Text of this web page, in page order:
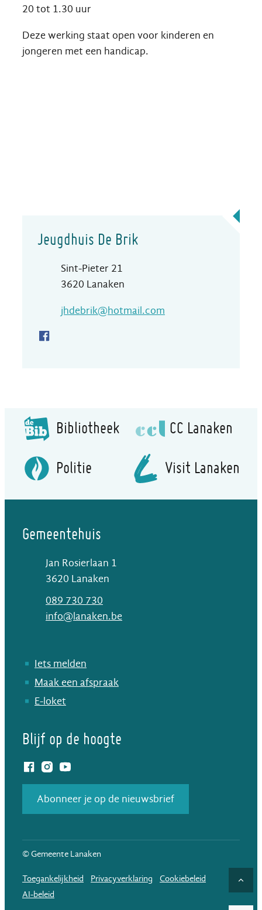
20 tot 1.30 uur
Deze werking staat open voor kinderen en
jongeren met een handicap.
Jeugdhuis De Brik
AdresSint-Pieter 21
,3620 Lanaken
E-mailjhdebrik@hotmail.com
Facebook Jeugdhuis De Brik
Bibliotheek CC Lanaken
Politie Visit Lanaken
Gemeentehuis
Jan Rosierlaan 1
,3620 Lanaken
089 730 730
E-mailinfo@lanaken.be
Iets melden
Maak een afspraak
E-loket
Blijf op de hoogte
Facebook
Instagram
YouTube
Abonneer je op de nieuwsbrief
© Gemeente Lanaken
Toegankelijkheid Privacyverklaring
Cookiebeleid
AI-beleid